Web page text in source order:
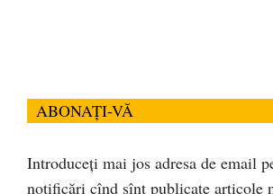
ABONAȚI-VĂ
Introduceți mai jos adresa de email
notificări cînd sînt publicate articole